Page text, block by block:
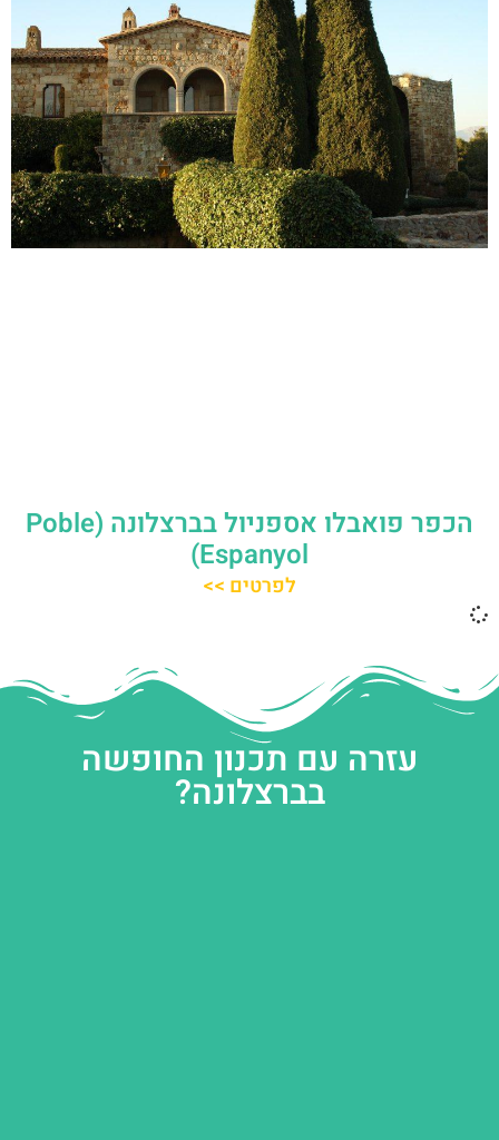
הכפר פואבלו אספניול בברצלונה (Poble
Espanyol)
לפרטים >>
עזרה עם תכנון החופשה
בברצלונה?